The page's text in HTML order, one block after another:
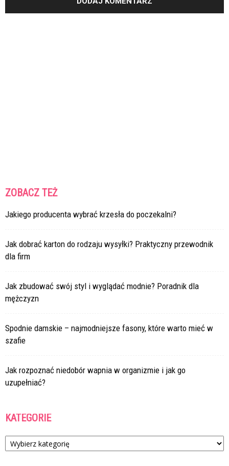
ZOBACZ TEŻ
Jakiego producenta wybrać krzesła do poczekalni?
Jak dobrać karton do rodzaju wysyłki? Praktyczny przewodnik
dla firm
Jak zbudować swój styl i wyglądać modnie? Poradnik dla
mężczyzn
Spodnie damskie – najmodniejsze fasony, które warto mieć w
szafie
Jak rozpoznać niedobór wapnia w organizmie i jak go
uzupełniać?
KATEGORIE
Kategorie